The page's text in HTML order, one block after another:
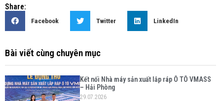
Share:
Facebook Twitter LinkedIn
Bài viết cùng chuyên mục
Kết nối Nhà máy sản xuất lắp ráp Ô TÔ VMASS
– Hải Phòng
29.07.2026